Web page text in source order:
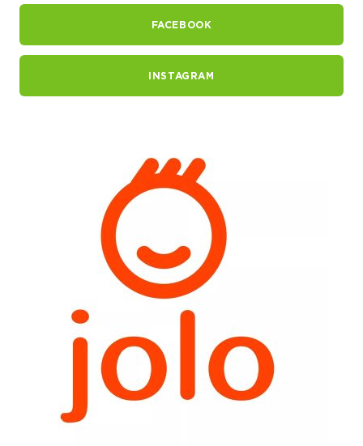
FACEBOOK
INSTAGRAM